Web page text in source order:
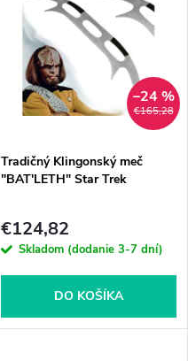
€165,28
–24 %
Tradičný Klingonský meč
"BAT'LETH" Star Trek
€124,82
Skladom (dodanie 3-7 dní)
DO KOŠÍKA